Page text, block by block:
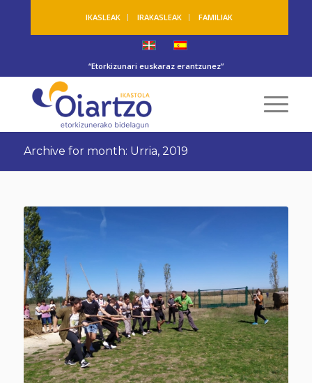
IKASLEAK IRAKASLEAK FAMILIAK
“Etorkizunari euskaraz erantzunez”
Archive for month: Urria, 2019